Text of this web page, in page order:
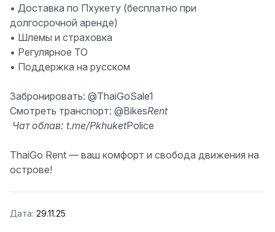
• Доставка по Пхукету (бесплатно при
долгосрочной аренде)
• Шлемы и страховка
• Регулярное ТО
• Поддержка на русском
Забронировать: @ThaiGoSale1
Смотреть транспорт: @BikesRent
Чат облав: t.me/PkhuketPolice
ThaiGo Rent — ваш комфорт и свобода движения на
острове!
Дата: 29.11.25